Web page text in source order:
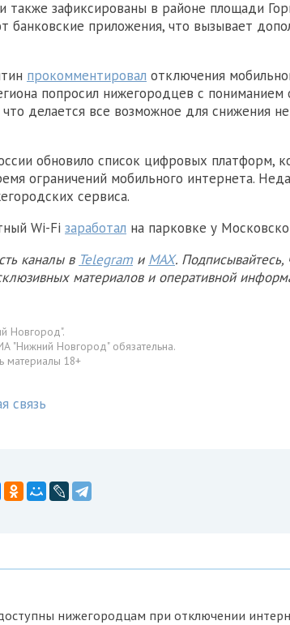
зафиксированы в районе площади
банковские приложения, что вызывает
прокомментировал отключения
попросил нижегородцев с пониманием
делается все возможное для снижения
обновило список цифровых платформ,
ограничений мобильного интернета.
сервиса.
Wi-Fi заработал на парковке у
каналы в Telegram и MAX. Подписывайтесь,
материалов и оперативной
Новгород".
"Нижний Новгород" обязательна.
материалы 18+
связь
нижегородцам при отключении